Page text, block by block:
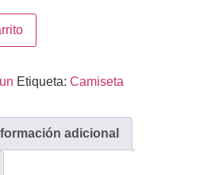
Etiqueta: Camiseta
adicional